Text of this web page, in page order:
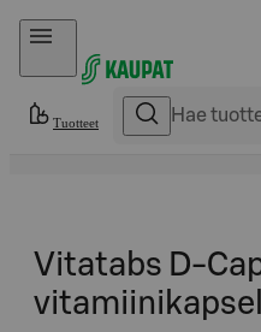
Hyppää sisältöön
Tuotteet
Vitatabs D-